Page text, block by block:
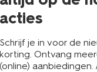
acties
Schrijf je in voor de
korting. Ontvang
(online) aanbiedingen.